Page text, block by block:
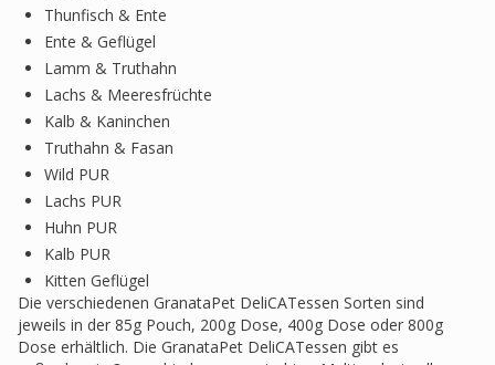
Thunfisch & Ente
Ente & Geflügel
Lamm & Truthahn
Lachs & Meeresfrüchte
Kalb & Kaninchen
Truthahn & Fasan
Wild PUR
Lachs PUR
Huhn PUR
Kalb PUR
Kitten Geflügel
Die verschiedenen GranataPet DeliCATessen Sorten sind
jeweils in der 85g Pouch, 200g Dose, 400g Dose oder 800g
Dose erhältlich. Die GranataPet DeliCATessen gibt es